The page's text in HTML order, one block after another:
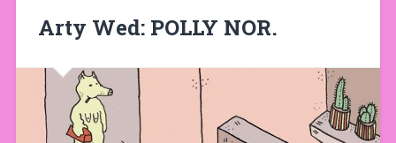
Arty Wed: POLLY NOR.